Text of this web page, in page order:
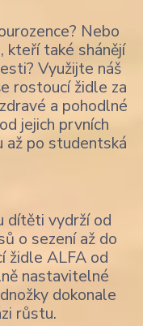
Nebo
kteří také shánějí
Využijte náš
rostoucí židle za
a pohodlné
jejich prvních
po studentská
dítěti vydrží od
o sezení až do
židle ALFA od
nastavitelné
dokonale
růstu.